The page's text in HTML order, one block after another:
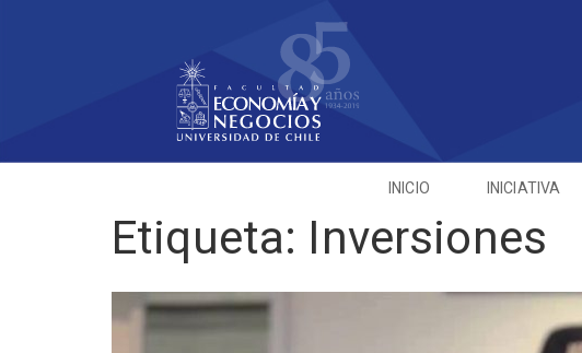
INICIO INICIATIVA
Etiqueta: Inversiones